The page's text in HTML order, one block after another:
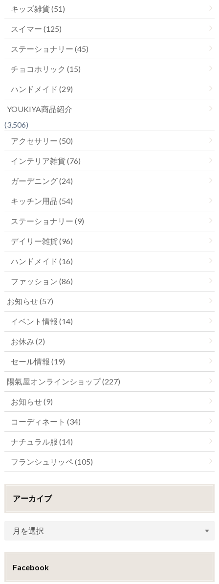
キッズ雑貨 (51)
スイマー (125)
ステーショナリー (45)
チョコホリック (15)
ハンドメイド (29)
YOUKIYA商品紹介
(3,506)
アクセサリー (50)
インテリア雑貨 (76)
ガーデニング (24)
キッチン用品 (54)
ステーショナリー (9)
デイリー雑貨 (96)
ハンドメイド (16)
ファッション (86)
お知らせ (57)
イベント情報 (14)
お休み (2)
セール情報 (19)
陽氣屋オンラインショップ (227)
お知らせ (9)
コーディネート (34)
ナチュラル服 (14)
フランシュリッペ (105)
アーカイブ
Facebook